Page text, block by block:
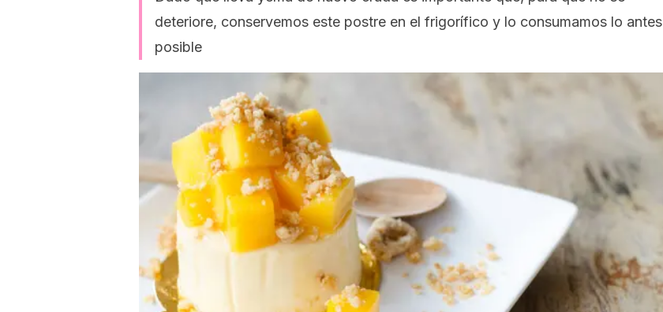
deteriore, conservemos este postre en el frigorífico y lo consumamos lo antes
posible